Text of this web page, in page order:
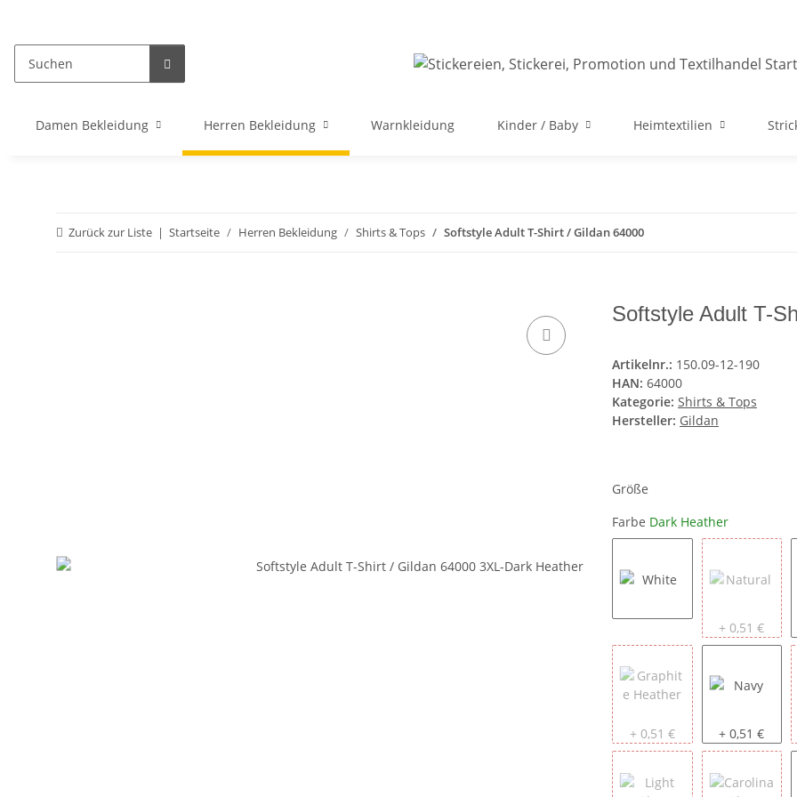
Damen Bekleidung Herren Bekleidung Warnkleidung Kinder / Baby Heimtextilien
Zurück zur Liste Startseite Herren Bekleidung Shirts & Tops Softstyle Adult T-Shirt / Gildan 64000
Softstyle Adult T-
Artikelnr.: 150.09-12-190
HAN: 64000
Kategorie: Shirts & Tops
Hersteller: Gildan
Größe
Farbe Dark Heather
Natural
+ 0,51 €
Graphite Heather
+ 0,51 € Navy
+ 0,51 €